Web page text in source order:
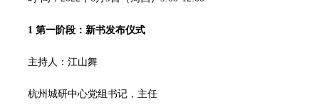
1第一阶段：新书发布仪式
主持人：江山舞
杭州城研中心党组书记，主任